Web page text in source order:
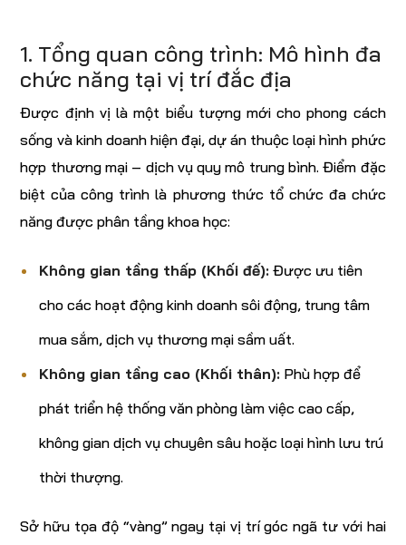
1. Tổng quan công trình: Mô hình đa
chức năng tại vị trí đắc địa
Được định vị là một biểu tượng mới cho phong cách
sống và kinh doanh hiện đại, dự án thuộc loại hình phức
hợp thương mại – dịch vụ quy mô trung bình. Điểm đặc
biệt của công trình là phương thức tổ chức đa chức
năng được phân tầng khoa học:
Không gian tầng thấp (Khối đế): Được ưu tiên
cho các hoạt động kinh doanh sôi động, trung tâm
mua sắm, dịch vụ thương mại sầm uất.
Không gian tầng cao (Khối thân): Phù hợp để
phát triển hệ thống văn phòng làm việc cao cấp,
không gian dịch vụ chuyên sâu hoặc loại hình lưu trú
thời thượng.
Sở hữu tọa độ “vàng” ngay tại vị trí góc ngã tư với hai